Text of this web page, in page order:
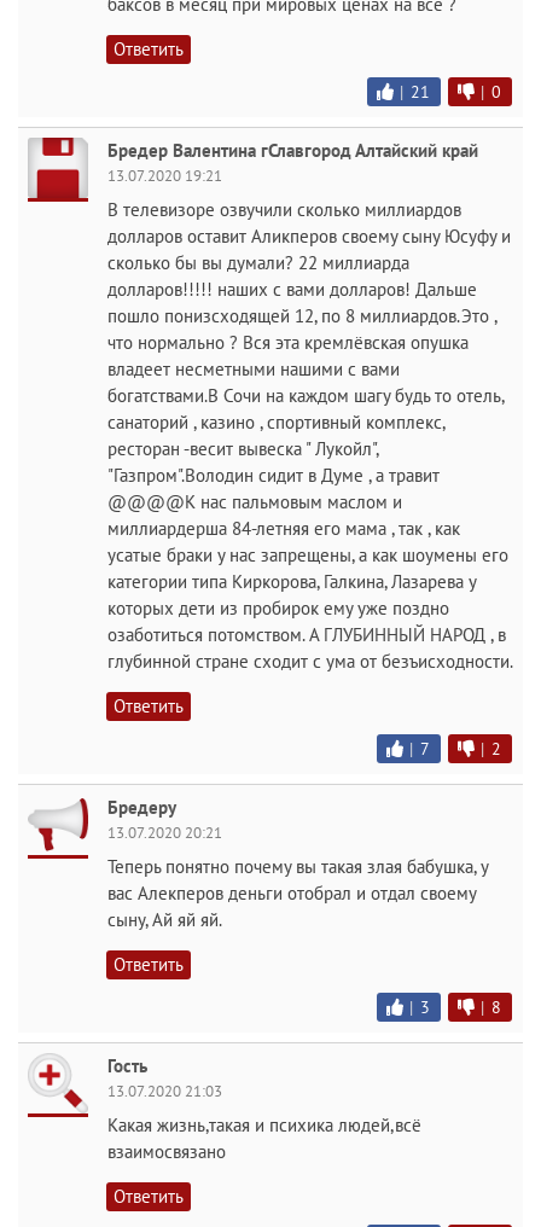
Ответить
| 21 | 0
Бредер Валентина гСлавгород Алтайский край
13.07.2020 19:21
В телевизоре озвучили сколько миллиардов
долларов оставит Аликперов своему сыну Юсуфу и
сколько бы вы думали? 22 миллиарда
долларов!!!!! наших с вами долларов! Дальше
пошло понизсходящей 12, по 8 миллиардов.Это ,
что нормально ? Вся эта кремлёвская опушка
владеет несметными нашими с вами
богатствами.В Сочи на каждом шагу будь то отель,
санаторий , казино , спортивный комплекс,
ресторан -весит вывеска " Лукойл",
"Газпром".Володин сидит в Думе , а травит
@@@@К нас пальмовым маслом и
миллиардерша 84-летняя его мама , так , как
усатые браки у нас запрещены, а как шоумены его
категории типа Киркорова, Галкина, Лазарева у
которых дети из пробирок ему уже поздно
озаботиться потомством. А ГЛУБИННЫЙ НАРОД , в
глубинной стране сходит с ума от безъисходности.
Ответить
| 7 | 2
Бредеру
13.07.2020 20:21
Теперь понятно почему вы такая злая бабушка, у
вас Алекперов деньги отобрал и отдал своему
сыну, Ай яй яй.
Ответить
| 3 | 8
Гость
13.07.2020 21:03
Какая жизнь,такая и психика людей,всё
взаимосвязано
Ответить